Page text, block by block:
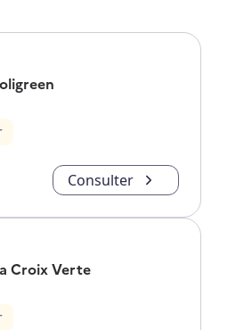
Consulter
Croix Verte